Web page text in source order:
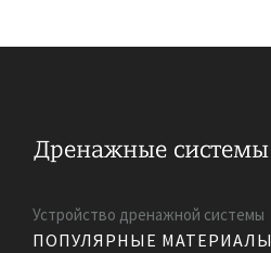
Устройство дренажной системы
ПОПУЛЯРНЫЕ МАТЕРИАЛЫ